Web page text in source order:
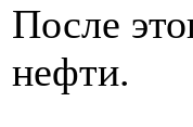
После
нефти.